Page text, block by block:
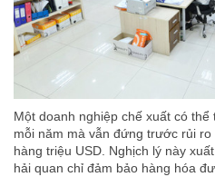
Một doanh nghiệp chế xuất có
mỗi năm mà vẫn đứng trước rủi
hàng triệu USD. Nghịch lý này
hải quan chỉ đảm bảo hàng hóa